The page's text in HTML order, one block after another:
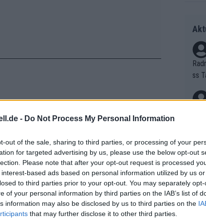
- Do Not Process My Personal Information
out of the sale, sharing to third parties, or processing of your
for targeted advertising by us, please use the below opt-out
Please note that after your opt-out request is processed
based ads based on personal information utilized by us
to third parties prior to your opt-out. You may separately
of your personal information by third parties on the IAB’s list of
information may also be disclosed by us to third parties on the
that may further disclose it to other third parties.
gegen Ayuso um
Ciclamino; und 21 Tage
ss
as
Auf
V?